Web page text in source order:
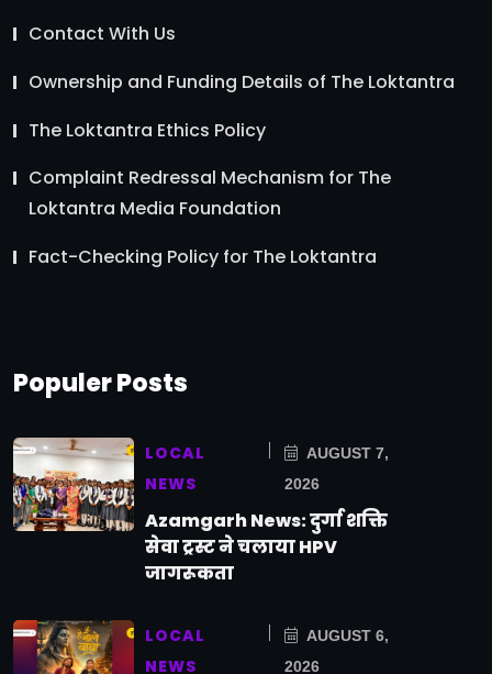
Contact With Us
Ownership and Funding Details of The Loktantra
The Loktantra Ethics Policy
Complaint Redressal Mechanism for The
Loktantra Media Foundation
Fact-Checking Policy for The Loktantra
Populer Posts
LOCAL
NEWS
AUGUST 7,
2026
Azamgarh News: दुर्गा शक्ति
सेवा ट्रस्ट ने चलाया HPV
जागरूकता
LOCAL
NEWS
AUGUST 6,
2026